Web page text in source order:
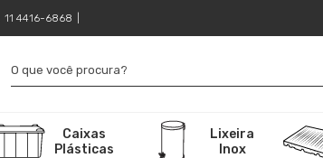
11 4416-6868
Caixas
Plásticas
Lixeira
Inox